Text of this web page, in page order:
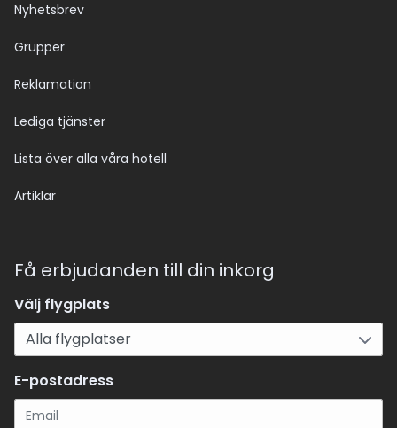
Nyhetsbrev
Grupper
Reklamation
Lediga tjänster
Lista över alla våra hotell
Artiklar
Få erbjudanden till din inkorg
Välj flygplats
E-postadress